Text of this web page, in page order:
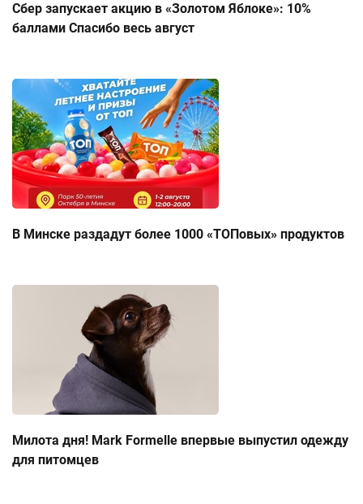
Сбер запускает акцию в «Золотом Яблоке»: 10%
баллами Спасибо весь август
В Минске раздадут более 1000 «ТОПовых» продуктов
Милота дня! Mark Formelle впервые выпустил одежду
для питомцев